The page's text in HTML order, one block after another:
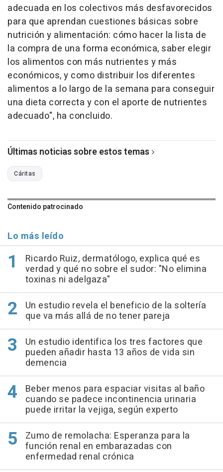
adecuada en los colectivos más desfavorecidos
para que aprendan cuestiones básicas sobre
nutrición y alimentación: cómo hacer la lista de
la compra de una forma económica, saber elegir
los alimentos con más nutrientes y más
económicos, y como distribuir los diferentes
alimentos a lo largo de la semana para conseguir
una dieta correcta y con el aporte de nutrientes
adecuado", ha concluido.
Últimas noticias sobre estos temas
Cáritas
Contenido patrocinado
Lo más leído
Ricardo Ruiz, dermatólogo, explica qué es
verdad y qué no sobre el sudor: "No elimina
toxinas ni adelgaza"
Un estudio revela el beneficio de la soltería
que va más allá de no tener pareja
Un estudio identifica los tres factores que
pueden añadir hasta 13 años de vida sin
demencia
Beber menos para espaciar visitas al baño
cuando se padece incontinencia urinaria
puede irritar la vejiga, según experto
Zumo de remolacha: Esperanza para la
función renal en embarazadas con
enfermedad renal crónica